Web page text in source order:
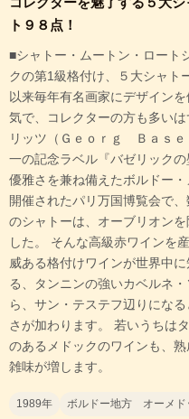
ト９８点！
■シャトー・ムートン・ロート
クの第1級格付け、５大シャ
以来毎年有名画家にデザイン
気で、コレクターの方も多い
リッツ（Ｇｅｏｒｇ Ｂａｓ
一の記念ラベル『バゼリック
優雅さを兼ね備えたボルドー
開催されたパリ万国博覧会で
のシャトーは、オーブリオン
した。 そんな高級赤ワインを
威ある格付けワインが世界中
る、タンニンの強いカベルネ
ら、サン・テステフ辺りにな
さが加わります。 若いうちは
のあるメドックのワインも、
雑味が増します。
1989年 ボルドー地方 オーメ